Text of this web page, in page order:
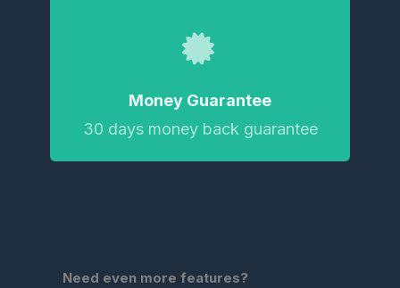
Money Guarantee
30 days money back guarantee
Need even more features?